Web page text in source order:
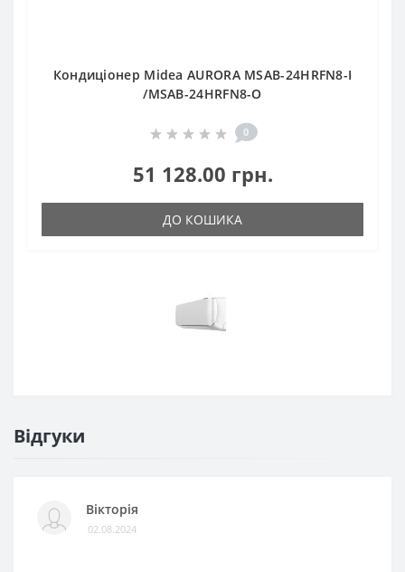
Кондиціонер Midea AURORA MSAB-24HRFN8-I
/MSAB-24HRFN8-O
0
51 128.00 грн.
ДО КОШИКА
Відгуки
Вікторія
02.08.2024